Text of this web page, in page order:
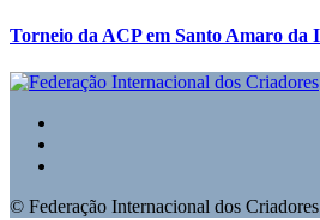
Torneio da ACP em Santo Amaro da
© Federação Internacional dos Criadores